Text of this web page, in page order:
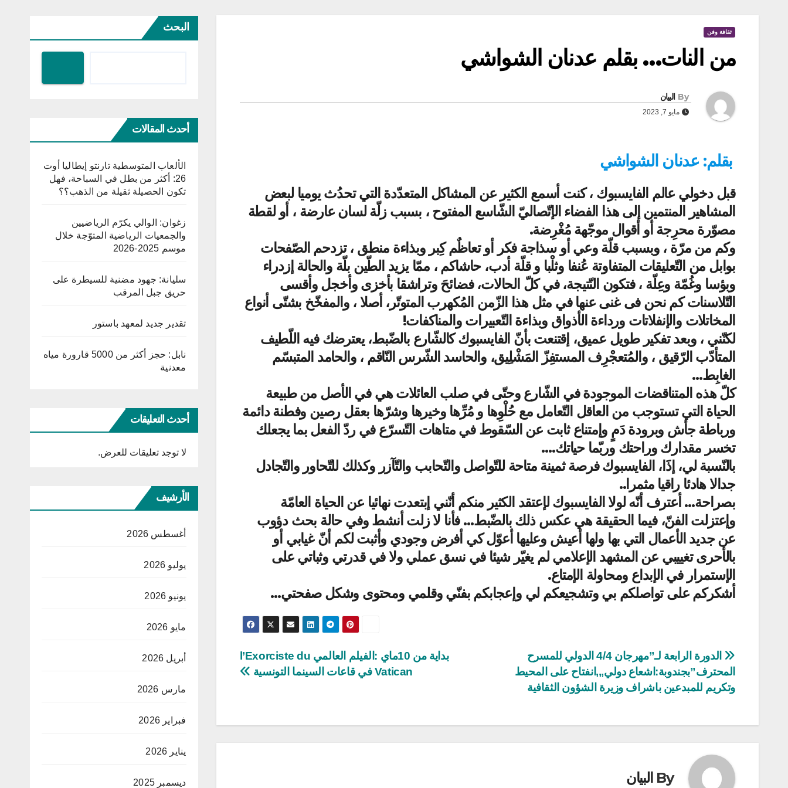
ثقافة وفن
من النات… بقلم عدنان الشواشي
By البيان
مايو 7, 2023
بقلم: عدنان الشواشي
قبل دخولي عالم الفايسبوك ، كنت أسمع الكثير عن المشاكل المتعدّدة التي تحدُث يوميا لبعض
المشاهير المنتمين إلى هذا الفضاء الإتّصاليّ الشّاسع المفتوح ، بسبب زلّة لسان عارضة ، أو لقطة
مصوّرة محرِجة أو أقوال موجّهة مُغْرِضة.
وكم من مرّة ، وبسبب قلّة وعي أو سذاجة فكر أو تعاظٌم كِبر وبذاءة منطق ، تزدحم الصّفحات
بوابل من التّعليقات المتفاوتة عُنفا وثلْبا و قلّة أدب، حاشاكم ، ممّا يزيد الطّين بلّة والحالة إزدراء
وبؤسا وغُمّة وعِلّة ، فتكون النّتيجة، في كلّ الحالات، فضائحَ وتراشقا بأخزى وأخجل وأقسى
التّلاسنات كم نحن فى غنى عنها في مثل هذا الزّمن المُكهرب المتوتّر، أصلا ، والمفخّخ بشتّى أنواع
المخاتلات والإنفلاتات ورداءة الأذواق وبذاءة التّعبيرات والمناكفات!
لكنّني ، وبعد تفكير طويل عميق، إقتنعت بأنّ الفايسبوك كالشّارع بالضّبط، يعترضك فيه اللّطيف
المتأدّب الرّقيق ، والمُتعجْرِف المستفِزّ المَشْلِيق، والحاسد الشّرس النّاقم ، والحامد المتبسّم
الغابِط…
كلّ هذه المتناقضات الموجودة في الشّارع وحتّى في صلب العائلات هي في الأصل من طبيعة
الحياة التي تستوجب من العاقل التّعامل مع حُلْوِها و مُرِّها وخيرها وشرّها بعقل رصين وفطنة دائمة
ورباطة جأش وبرودة دَمٍ وإمتناع ثابت عن السّقوط في متاهات التّسرّع في ردّ الفعل بما يجعلك
تخسر مقدارك وراحتك وربّما حياتك….
بالنّسبة لي، إذََا، الفايسبوك فرصة ثمينة متاحة للتّواصل والتّحابب والتّآزر وكذلك للتّحاور والتّجادل
جدالا هادئا راقيا مثمرا..
بصراحة… أعترف أنّه لولا الفايسبوك لإعتقد الكثير منكم أنّني إبتعدت نهائيا عن الحياة العامّة
وإعتزلت الفنّ، فيما الحقيقة هي عكس ذلك بالضّبط… فأنا لا زلت أنشط وفي حالة بحث دؤوب
عن جديد الأعمال التي بها ولها أعيش وعليها أعوّل كي أفرض وجودي وأثبت لكم أنّ غيابي أو
بالأحرى تغييبي عن المشهد الإعلامي لم يغيّر شيئا في نسق عملي ولا في قدرتي وثباتي على
الإستمرار في الإبداع ومحاولة الإمتاع.
أشكركم على تواصلكم بي وتشجيعكم لي وإعجابكم بفنّي وقلمي ومحتوى وشكل صفحتي…
تصفّح
المقالات
بداية من 10ماي :الفيلم العالمي l’Exorciste du
Vatican في قاعات السينما التونسية
الدورة الرابعة لـ”مهرجان 4/4 الدولي للمسرح
المحترف”بجندوبة:اشعاع دولي,,,انفتاح على المحيط
وتكريم للمبدعين باشراف وزيرة الشؤون الثقافية
By البيان
البحث
أحدث المقالات
الألعاب المتوسطية تارنتو إيطاليا أوت
26: أكثر من بطل في السباحة، فهل
تكون الحصيلة ثقيلة من الذهب؟؟
زغوان: الوالي يكرّم الرياضيين
والجمعيات الرياضية المتوّجة خلال
موسم 2025-2026
سليانة: جهود مضنية للسيطرة على
حريق جبل المرقب
تقدير جديد لمعهد باستور
نابل: حجز أكثر من 5000 قارورة مياه
معدنية
أحدث التعليقات
لا توجد تعليقات للعرض.
الأرشيف
أغسطس 2026
يوليو 2026
يونيو 2026
مايو 2026
أبريل 2026
مارس 2026
فبراير 2026
يناير 2026
ديسمبر 2025